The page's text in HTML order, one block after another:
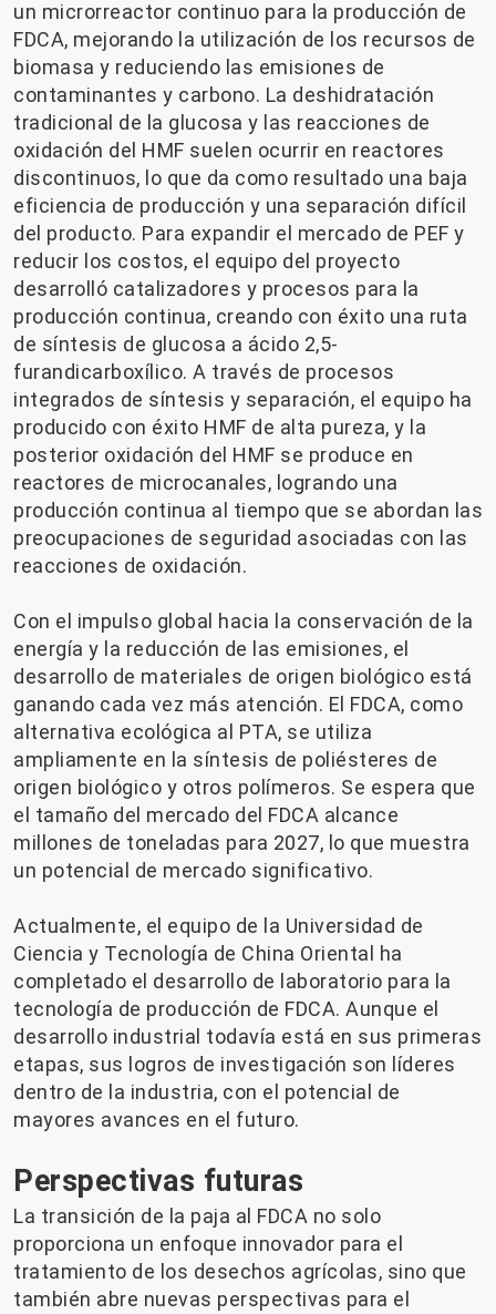
un microrreactor continuo para la producción de
FDCA, mejorando la utilización de los recursos de
biomasa y reduciendo las emisiones de
contaminantes y carbono. La deshidratación
tradicional de la glucosa y las reacciones de
oxidación del HMF suelen ocurrir en reactores
discontinuos, lo que da como resultado una baja
eficiencia de producción y una separación difícil
del producto. Para expandir el mercado de PEF y
reducir los costos, el equipo del proyecto
desarrolló catalizadores y procesos para la
producción continua, creando con éxito una ruta
de síntesis de glucosa a ácido 2,5-
furandicarboxílico. A través de procesos
integrados de síntesis y separación, el equipo ha
producido con éxito HMF de alta pureza, y la
posterior oxidación del HMF se produce en
reactores de microcanales, logrando una
producción continua al tiempo que se abordan las
preocupaciones de seguridad asociadas con las
reacciones de oxidación.
Con el impulso global hacia la conservación de la
energía y la reducción de las emisiones, el
desarrollo de materiales de origen biológico está
ganando cada vez más atención. El FDCA, como
alternativa ecológica al PTA, se utiliza
ampliamente en la síntesis de poliésteres de
origen biológico y otros polímeros. Se espera que
el tamaño del mercado del FDCA alcance
millones de toneladas para 2027, lo que muestra
un potencial de mercado significativo.
Actualmente, el equipo de la Universidad de
Ciencia y Tecnología de China Oriental ha
completado el desarrollo de laboratorio para la
tecnología de producción de FDCA. Aunque el
desarrollo industrial todavía está en sus primeras
etapas, sus logros de investigación son líderes
dentro de la industria, con el potencial de
mayores avances en el futuro.
Perspectivas futuras
La transición de la paja al FDCA no solo
proporciona un enfoque innovador para el
tratamiento de los desechos agrícolas, sino que
también abre nuevas perspectivas para el